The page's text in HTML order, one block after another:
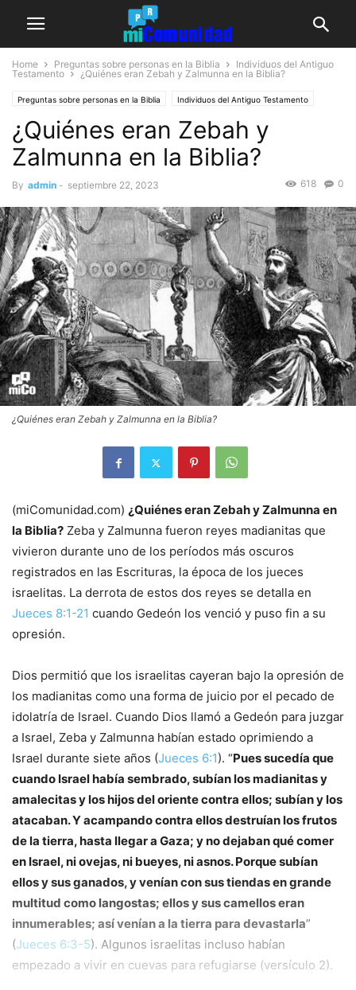
Home Preguntas sobre personas en la Biblia
Individuos del Antiguo
Testamento
¿Quiénes eran Zebah y Zalmunna en la Biblia?
Preguntas sobre personas en la Biblia Individuos del Antiguo Testamento
¿Quiénes eran Zebah y
Zalmunna en la Biblia?
By admin - septiembre 22, 2023 0
618
¿Quiénes eran Zebah y Zalmunna en la Biblia?
(miComunidad.com) ¿Quiénes eran Zebah y Zalmunna en
la Biblia? Zeba y Zalmunna fueron reyes madianitas que
vivieron durante uno de los períodos más oscuros
registrados en las Escrituras, la época de los jueces
israelitas. La derrota de estos dos reyes se detalla en
Jueces 8:1-21 cuando Gedeón los venció y puso fin a su
opresión.
Dios permitió que los israelitas cayeran bajo la opresión de
los madianitas como una forma de juicio por el pecado de
idolatría de Israel. Cuando Dios llamó a Gedeón para juzgar
a Israel, Zeba y Zalmunna habían estado oprimiendo a
Israel durante siete años (Jueces 6:1). “Pues sucedía que
cuando Israel había sembrado, subían los madianitas y
amalecitas y los hijos del oriente contra ellos; subían y los
atacaban. Y acampando contra ellos destruían los frutos
de la tierra, hasta llegar a Gaza; y no dejaban qué comer
en Israel, ni ovejas, ni bueyes, ni asnos. Porque subían
ellos y sus ganados, y venían con sus tiendas en grande
multitud como langostas; ellos y sus camellos eran
innumerables; así venían a la tierra para devastarla”
(Jueces 6:3-5). Algunos israelitas incluso habían
empezado a vivir en cuevas para refugiarse (versículo 2).